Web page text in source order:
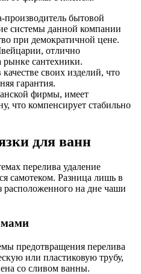
бытовой
системы данной компании
при демократичной цене.
отлично
рынке сантехники.
своих изделий, что
гарантия.
фирмы, имеет
что компенсирует стабильно
для ванн
перелива удаление
самотеком. Разница лишь в
расположенного на дне чаши
предотвращения перелива
или пластиковую трубу,
со сливом ванны.